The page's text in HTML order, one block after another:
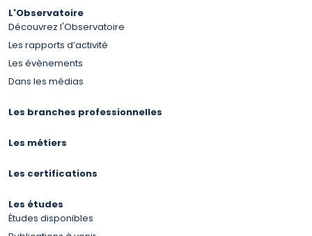
L'Observatoire
Découvrez l'Observatoire
Les rapports d’activité
Les évènements
Dans les médias
Les branches professionnelles
Les métiers
Les certifications
Les études
Études disponibles